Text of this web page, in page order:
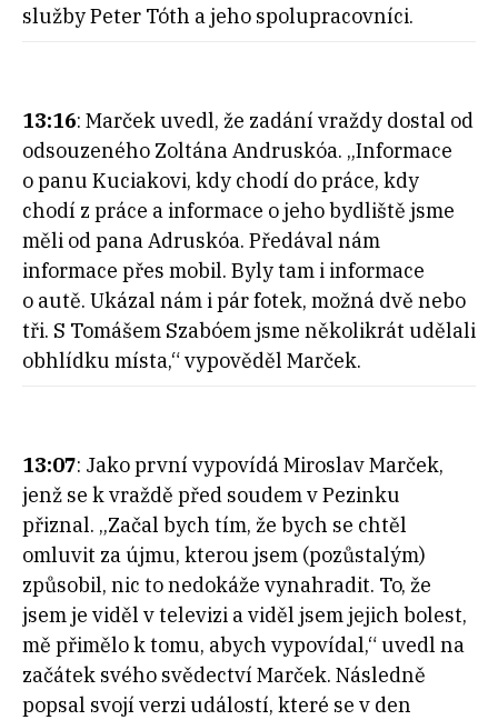
služby Peter Tóth a jeho spolupracovníci.
13:16: Marček uvedl, že zadání vraždy dostal od
odsouzeného Zoltána Andruskóa. „Informace
o panu Kuciakovi, kdy chodí do práce, kdy
chodí z práce a informace o jeho bydliště jsme
měli od pana Adruskóa. Předával nám
informace přes mobil. Byly tam i informace
o autě. Ukázal nám i pár fotek, možná dvě nebo
tři. S Tomášem Szabóem jsme několikrát udělali
obhlídku místa,“ vypověděl Marček.
13:07: Jako první vypovídá Miroslav Marček,
jenž se k vraždě před soudem v Pezinku
přiznal. „Začal bych tím, že bych se chtěl
omluvit za újmu, kterou jsem (pozůstalým)
způsobil, nic to nedokáže vynahradit. To, že
jsem je viděl v televizi a viděl jsem jejich bolest,
mě přimělo k tomu, abych vypovídal,“ uvedl na
začátek svého svědectví Marček. Následně
popsal svojí verzi událostí, které se v den